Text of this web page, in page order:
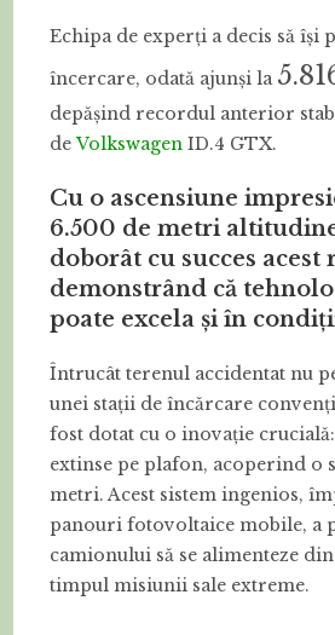
Echipa de experți a decis să își
încercare, odată ajunși la
depășind recordul anterior
deVolkswagen ID.4 GTX.
Cu o ascensiune
6.500 de metri
doborât cu succes acest
demonstrând că
poate excela și în
Întrucât terenul accidentat nu
unei stații de încărcare
fost dotat cu o inovație
extinse pe plafon, acoperind o
metri. Acest sistem ingenios,
panouri fotovoltaice mobile, a
camionului să se alimenteze
timpul misiunii sale extreme.